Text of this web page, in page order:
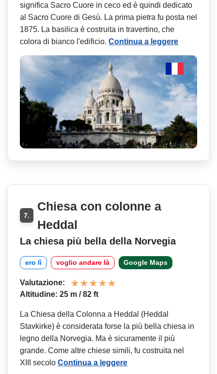
significa Sacro Cuore in ceco ed è quindi dedicato
al Sacro Cuore di Gesù. La prima pietra fu posta nel
1875. La basilica è costruita in travertino, che
colora di bianco l'edificio. Continua a leggere
7.
Chiesa con colonne a
Heddal
La chiesa più bella della Norvegia
ero lì voglio andare là Google Maps
Valutazione:
Altitudine: 25 m / 82 ft
La Chiesa della Colonna a Heddal (Heddal
Stavkirke) è considerata forse la più bella chiesa in
legno della Norvegia. Ma è sicuramente il più
grande. Come altre chiese simili, fu costruita nel
XIII secolo Continua a leggere